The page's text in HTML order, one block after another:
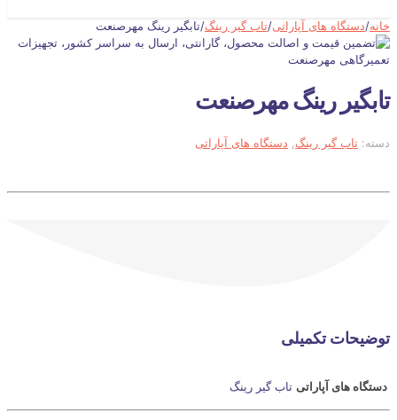
خانه/دستگاه های آپاراتی/تاب گیر رینگ/تابگیر رینگ مهرصنعت
تابگیر رینگ مهرصنعت
دسته: تاب گیر رینگ دستگاه های آپاراتی
توضیحات تکمیلی
دستگاه های آپاراتی تاب گیر رینگ